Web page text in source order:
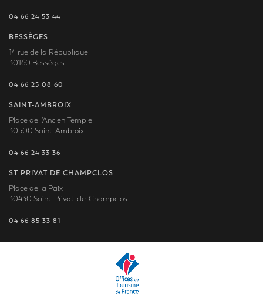
04 66 24 53 44
BESSÈGES
14 rue de la République
30160 Bessèges
04 66 25 08 60
SAINT-AMBROIX
Place de l'Ancien Temple
30500 Saint-Ambroix
04 66 24 33 36
ST PRIVAT DE CHAMPCLOS
Place de la Paix
30430 Saint-Privat-de-Champclos
04 66 85 33 81